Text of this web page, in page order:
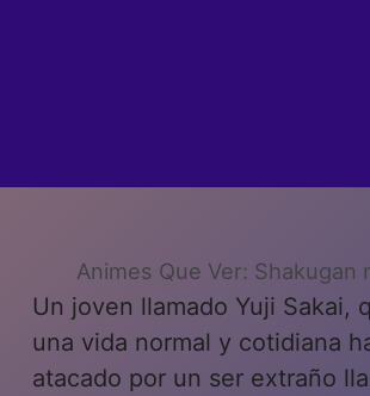
Animes Que Ver: Shakugan
Un joven llamado Yuji Sakai,
una vida normal y cotidiana
atacado por un ser extraño